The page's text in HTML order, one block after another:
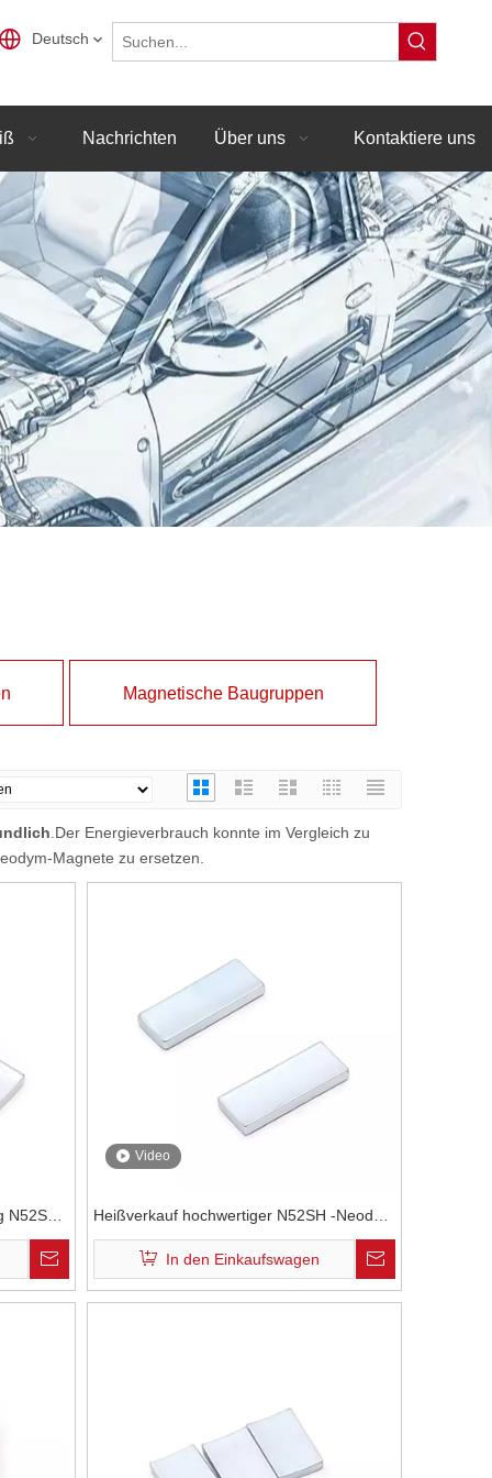
Deutsch
Nachrichten Über uns Kontaktiere uns
Magnetische Baugruppen
.Der Energieverbrauch konnte im Vergleich zu
Magnete zu ersetzen.
Video
Heißverkauf hochwertiger N52SH -Neodym
-Magnete im Drohnenmotor
In den Einkaufswagen